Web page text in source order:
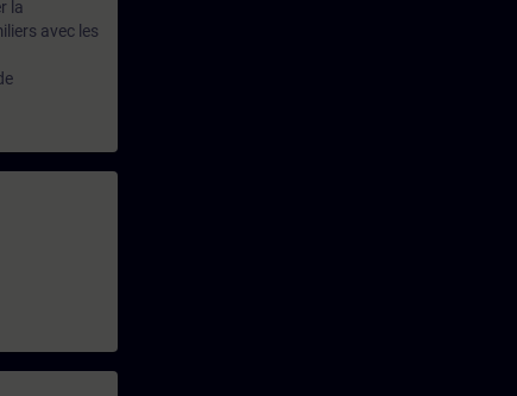
la
avec les